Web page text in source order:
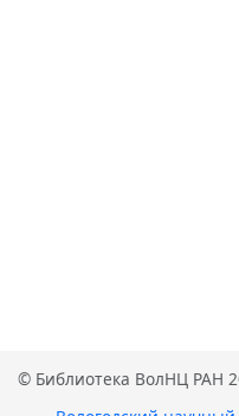
© Библиотека ВолНЦ РАН